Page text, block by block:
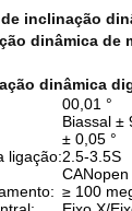
inclinação
dinâmica de
dinâmica
00,01 °
Biassal ±
± 0,05 °
ligação:2.5-3.5S
CANopen
≥ 100